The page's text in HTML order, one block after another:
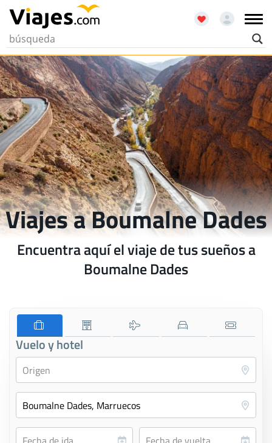
Viajes a Boumalne Dades
Encuentra aquí el viaje de tus sueños a
Boumalne Dades
Vuelo y hotel